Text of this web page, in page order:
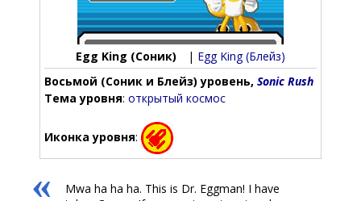
Egg King (Соник) | Egg King (Блейз)
Восьмой (Соник и Блейз) уровень, Sonic Rush
Тема уровня: открытый космос
Иконка уровня:
«
Mwa ha ha ha. This is Dr. Eggman! I have